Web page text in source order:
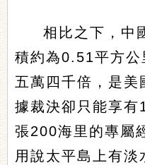
相比之下，中
積約為0.51平方公
五萬四千倍，是
據裁決卻只能享有
張200海里的專屬
用說太平島上有淡